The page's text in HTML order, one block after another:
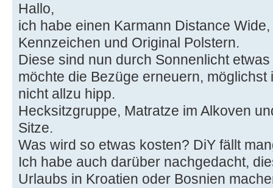
Hallo,
ich habe einen Karmann Distance
Kennzeichen und Original Polstern.
Diese sind nun durch Sonnenlicht
möchte die Bezüge erneuern,
nicht allzu hipp.
Hecksitzgruppe, Matratze im Alkoven
Sitze.
Was wird so etwas kosten? DiY fällt
Ich habe auch darüber nachgedacht,
Urlaubs in Kroatien oder Bosnien